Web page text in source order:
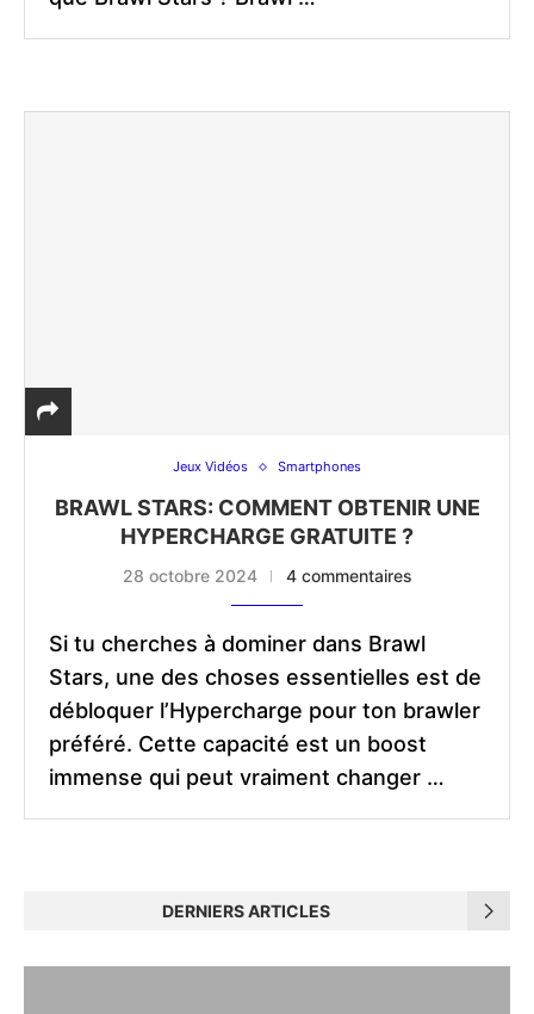
Jeux Vidéos Smartphones
BRAWL STARS: COMMENT OBTENIR UNE
HYPERCHARGE GRATUITE ?
28 octobre 2024 4 commentaires
Si tu cherches à dominer dans Brawl
Stars, une des choses essentielles est de
débloquer l’Hypercharge pour ton brawler
préféré. Cette capacité est un boost
immense qui peut vraiment changer …
DERNIERS ARTICLES